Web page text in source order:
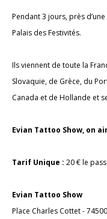
Pendant 3 jours, près
Palais des Festivités.
Ils viennent de toute la
Slovaquie, de Grèce, du
Canada et de Hollande et
Evian Tattoo Show, on
Tarif Unique : 20 € le
Evian Tattoo Show
Place Charles Cottet -